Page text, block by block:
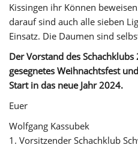
Kissingen ihr Können
darauf sind auch alle sieben
Einsatz. Die Daumen sind
Der Vorstand des
gesegnetes Weihnachtsfest
Start in das neue Jahr 2024.
Euer
Wolfgang Kassubek
1. Vorsitzender Schachklub